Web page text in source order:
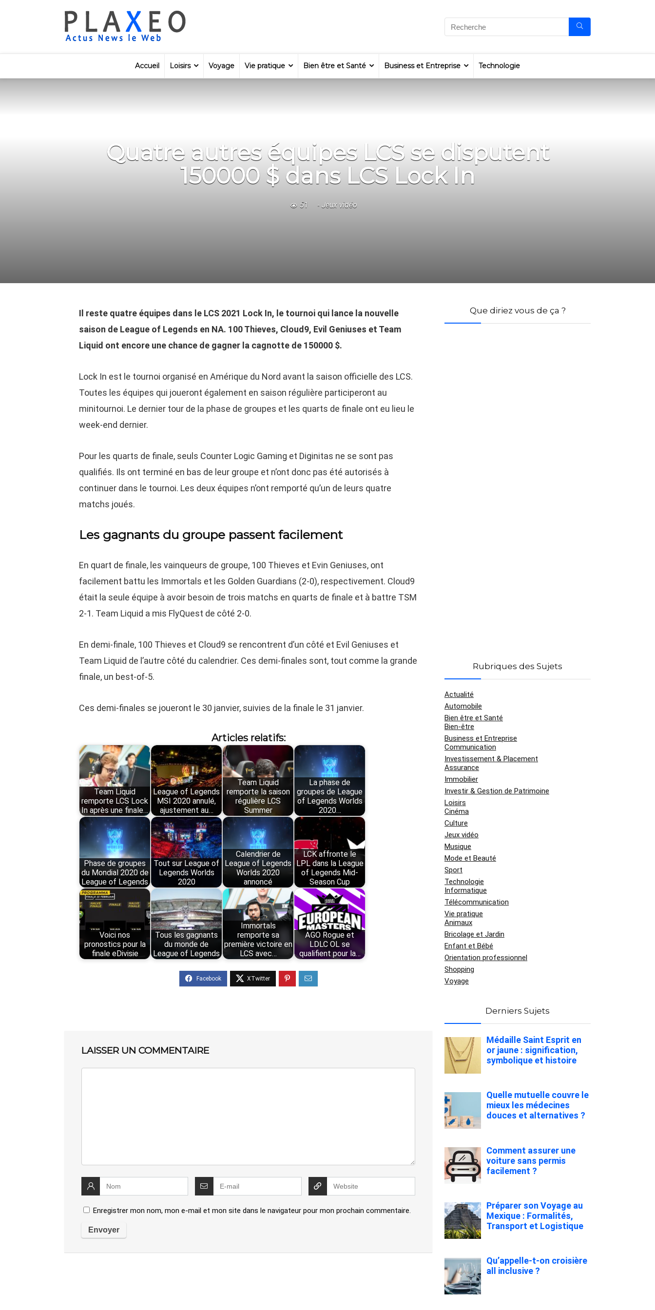
Accueil Loisirs Voyage Vie pratique Bien être et Santé Business et Entreprise Technologie
Quatre autres équipes LCS se disputent
150000 $ dans LCS Lock In
51 Jeux vidéo
Il reste quatre équipes dans le LCS 2021 Lock In, le tournoi qui lance la nouvelle
saison de League of Legends en NA. 100 Thieves, Cloud9, Evil Geniuses et Team
Liquid ont encore une chance de gagner la cagnotte de 150000 $.
Lock In est le tournoi organisé en Amérique du Nord avant la saison officielle des LCS.
Toutes les équipes qui joueront également en saison régulière participeront au
minitournoi. Le dernier tour de la phase de groupes et les quarts de finale ont eu lieu le
week-end dernier.
Pour les quarts de finale, seuls Counter Logic Gaming et Diginitas ne se sont pas
qualifiés. Ils ont terminé en bas de leur groupe et n’ont donc pas été autorisés à
continuer dans le tournoi. Les deux équipes n’ont remporté qu’un de leurs quatre
matchs joués.
Les gagnants du groupe passent facilement
En quart de finale, les vainqueurs de groupe, 100 Thieves et Evin Geniuses, ont
facilement battu les Immortals et les Golden Guardians (2-0), respectivement. Cloud9
était la seule équipe à avoir besoin de trois matchs en quarts de finale et à battre TSM
2-1. Team Liquid a mis FlyQuest de côté 2-0.
En demi-finale, 100 Thieves et Cloud9 se rencontrent d’un côté et Evil Geniuses et
Team Liquid de l’autre côté du calendrier. Ces demi-finales sont, tout comme la grande
finale, un best-of-5.
Ces demi-finales se joueront le 30 janvier, suivies de la finale le 31 janvier.
Articles relatifs:
Team Liquid
remporte LCS Lock
In après une finale…
League of Legends
MSI 2020 annulé,
ajustement au…
Team Liquid
remporte la saison
régulière LCS
Summer
La phase de
groupes de League
of Legends Worlds
2020…
Phase de groupes
du Mondial 2020 de
League of Legends
Tout sur League of
Legends Worlds
2020
Calendrier de
League of Legends
Worlds 2020
annoncé
LCK affronte le
LPL dans la League
of Legends Mid-
Season Cup
Voici nos
pronostics pour la
finale eDivisie
Tous les gagnants
du monde de
League of Legends
Immortals
remporte sa
première victoire en
LCS avec…
AGO Rogue et
LDLC OL se
qualifient pour la…
LAISSER UN COMMENTAIRE
Enregistrer mon nom, mon e-mail et mon site dans le navigateur pour mon prochain commentaire.
Que diriez vous de ça ?
Rubriques des Sujets
Actualité
Automobile
Bien être et Santé
Bien-être
Business et Entreprise
Communication
Investissement & Placement
Assurance
Immobilier
Investir & Gestion de Patrimoine
Loisirs
Cinéma
Culture
Jeux vidéo
Musique
Mode et Beauté
Sport
Technologie
Informatique
Télécommunication
Vie pratique
Animaux
Bricolage et Jardin
Enfant et Bébé
Orientation professionnel
Shopping
Voyage
Derniers Sujets
Médaille Saint Esprit en
or jaune : signification,
symbolique et histoire
Quelle mutuelle couvre le
mieux les médecines
douces et alternatives ?
Comment assurer une
voiture sans permis
facilement ?
Préparer son Voyage au
Mexique : Formalités,
Transport et Logistique
Qu’appelle-t-on croisière
all inclusive ?